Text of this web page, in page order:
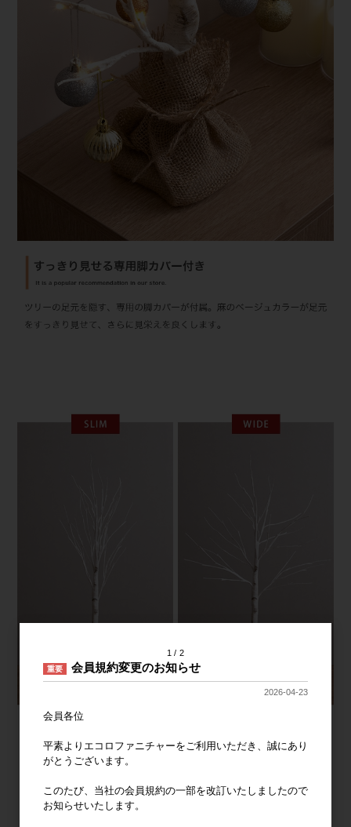
1 2
重要 会員規約変更のお知らせ
2026-04-23
会員各位
平素よりエコロファニチャーをご利用いただき、誠にあり
がとうございます。
このたび、当社の会員規約の一部を改訂いたしましたので
お知らせいたします。